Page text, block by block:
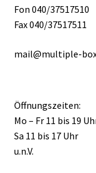
Fon 040/37517510
Fax 040/37517511
mail@multiple-
Öffnungszeiten:
Mo – Fr 11 bis 19
Sa 11 bis 17 Uhr
u.n.V.